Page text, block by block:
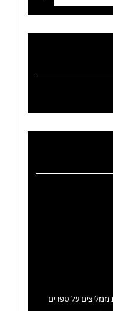
ממליצים על ספרים